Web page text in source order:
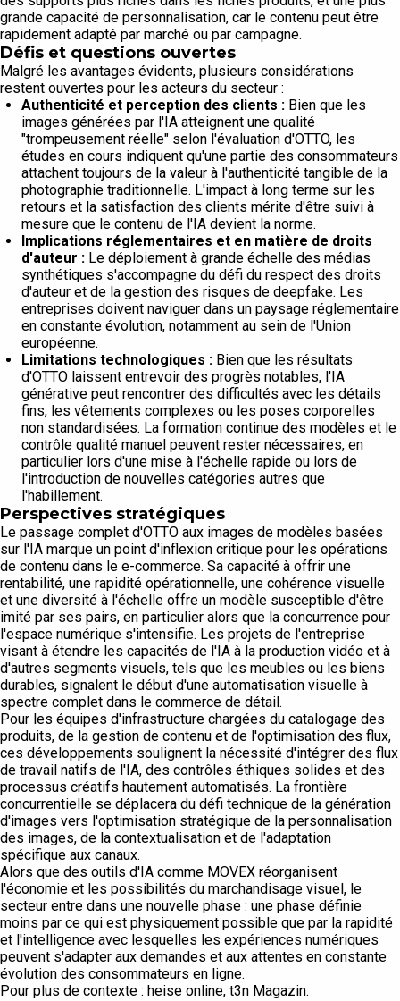
grande capacité de personnalisation, car le contenu peut être
rapidement adapté par marché ou par campagne.
Défis et questions ouvertes
Malgré les avantages évidents, plusieurs considérations
restent ouvertes pour les acteurs du secteur :
Authenticité et perception des clients : Bien que les
images générées par l'IA atteignent une qualité
"trompeusement réelle" selon l'évaluation d'OTTO, les
études en cours indiquent qu'une partie des consommateurs
attachent toujours de la valeur à l'authenticité tangible de la
photographie traditionnelle. L'impact à long terme sur les
retours et la satisfaction des clients mérite d'être suivi à
mesure que le contenu de l'IA devient la norme.
Implications réglementaires et en matière de droits
d'auteur : Le déploiement à grande échelle des médias
synthétiques s'accompagne du défi du respect des droits
d'auteur et de la gestion des risques de deepfake. Les
entreprises doivent naviguer dans un paysage réglementaire
en constante évolution, notamment au sein de l'Union
européenne.
Limitations technologiques : Bien que les résultats
d'OTTO laissent entrevoir des progrès notables, l'IA
générative peut rencontrer des difficultés avec les détails
fins, les vêtements complexes ou les poses corporelles
non standardisées. La formation continue des modèles et le
contrôle qualité manuel peuvent rester nécessaires, en
particulier lors d'une mise à l'échelle rapide ou lors de
l'introduction de nouvelles catégories autres que
l'habillement.
Perspectives stratégiques
Le passage complet d'OTTO aux images de modèles basées
sur l'IA marque un point d'inflexion critique pour les opérations
de contenu dans le e-commerce. Sa capacité à offrir une
rentabilité, une rapidité opérationnelle, une cohérence visuelle
et une diversité à l'échelle offre un modèle susceptible d'être
imité par ses pairs, en particulier alors que la concurrence pour
l'espace numérique s'intensifie. Les projets de l'entreprise
visant à étendre les capacités de l'IA à la production vidéo et à
d'autres segments visuels, tels que les meubles ou les biens
durables, signalent le début d'une automatisation visuelle à
spectre complet dans le commerce de détail.
Pour les équipes d'infrastructure chargées du catalogage des
produits, de la gestion de contenu et de l'optimisation des flux,
ces développements soulignent la nécessité d'intégrer des flux
de travail natifs de l'IA, des contrôles éthiques solides et des
processus créatifs hautement automatisés. La frontière
concurrentielle se déplacera du défi technique de la génération
d'images vers l'optimisation stratégique de la personnalisation
des images, de la contextualisation et de l'adaptation
spécifique aux canaux.
Alors que des outils d'IA comme MOVEX réorganisent
l'économie et les possibilités du marchandisage visuel, le
secteur entre dans une nouvelle phase : une phase définie
moins par ce qui est physiquement possible que par la rapidité
et l'intelligence avec lesquelles les expériences numériques
peuvent s'adapter aux demandes et aux attentes en constante
évolution des consommateurs en ligne.
Pour plus de contexte : heise online, t3n Magazin.